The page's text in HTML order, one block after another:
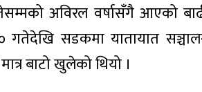
अविरल वर्षासँगै आएको
गतेदेखि सडकमा यातायात
बाटो खुलेको थियो ।